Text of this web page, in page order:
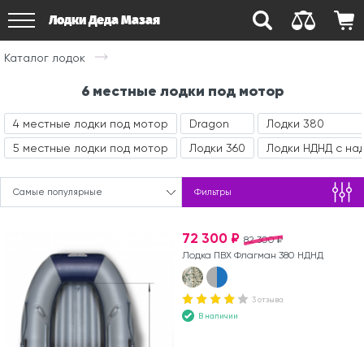
Лодки Деда Мазая
Каталог лодок
6 местные лодки под мотор
4 местные лодки под мотор
5 местные лодки под мотор
Dragon
Лодки 360
Лодки 380
Лодки НДНД с
Самые популярные Фильтры
82 300 ₽
72 300 ₽
Лодка ПВХ Флагман 380 НДНД
3 отзыва
В наличии